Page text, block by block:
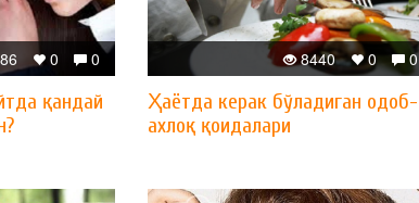
0
0
қандай
0
0
8440
Ҳаётда керак бўладиган одоб-
ахлоқ қоидалари